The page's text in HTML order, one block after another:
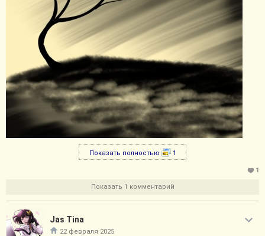
Показать полностью 1
1
Показать 1 комментарий
Jas Tina
22 февраля 2025